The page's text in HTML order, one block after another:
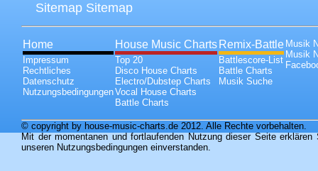
Sitemap Sitemap
Home
Impressum
Rechtliches
Datenschutz
Nutzungsbedingungen
House Music Charts
Top 20
Disco House Charts
Electro/Dubstep Charts
Vocal House Charts
Battle Charts
Remix-Battle
Battlescore-List
Battle Charts
Musik Suche
Musik
Musik
© copyright by house-music-charts.de 2012. Alle Rechte vorbehalten.
Mit der momentanen und fortlaufenden Nutzung dieser Seite
unseren Nutzungsbedingungen einverstanden.